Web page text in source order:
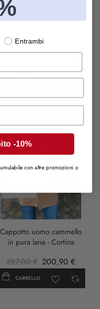
LILLA
sirena, glicine - Olga
CARRELLO
-30%
Cammello
Cappotto uomo cammello
in pura lana - Cortina
287,00 € 200,90 €
CARRELLO
Entrambi
-10%
con altre promozioni o